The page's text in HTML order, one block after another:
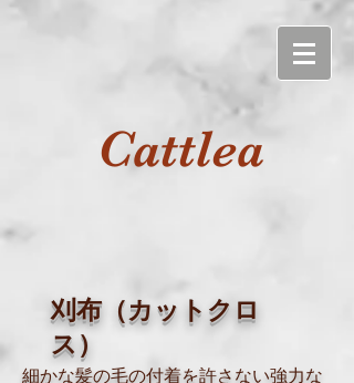
Cattlea
刈布（カットクロ
ス）
細かな髪の毛の付着を許さない強力な